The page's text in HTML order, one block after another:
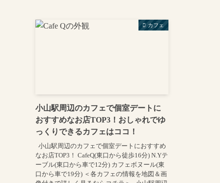
カフェ
小山駅周辺のカフェで個室デートに
おすすめなお店TOP3！おしゃれでゆ
っくりできるカフェはココ！
小山駅周辺のカフェで個室デートにおすすめ
なお店TOP3！ CafeQ(東口から徒歩16分) N.Yテ
ーブル(東口から車で12分) カフェボヌール(東
口から車で19分) ＜各カフェの情報を地図＆画